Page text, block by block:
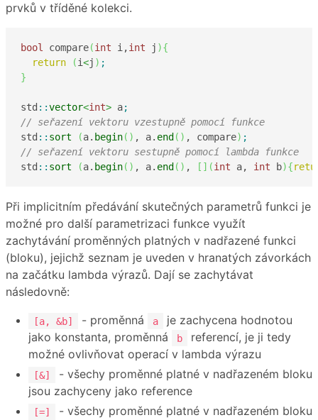
prvků v tříděné kolekci.
bool compare(int i,int j ){
return
(i<j ) ;
}
std ::vector<int> a;
// seřazení vektoru vzestupně pomocí funkce
std :: sort (a. begin( ) , a. end( ) , compare) ;
// seřazení vektoru sestupně pomocí lambda funkce
std :: sort (a. begin( ) , a. end( ) , [ ] (int a, int b){
Při implicitním předávání skutečných parametrů funkci je
možné pro další parametrizaci funkce využít
zachytávání proměnných platných v nadřazené funkci
(bloku), jejichž seznam je uveden v hranatých závorkách
na začátku lambda výrazů. Dají se zachytávat
následovně:
[a, &b] - proměnná a
je zachycena hodnotou
jako konstanta, proměnná
b
referencí, je ji tedy
možné ovlivňovat operací v lambda výrazu
[&]
- všechy proměnné platné v nadřazeném bloku
jsou zachyceny jako reference
[=]
- všechy proměnné platné v nadřazeném bloku